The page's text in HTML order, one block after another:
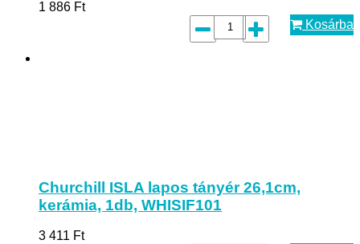
1 886 Ft
Kosárba
Churchill ISLA lapos tányér 26,1cm,
kerámia, 1db, WHISIF101
3 411 Ft